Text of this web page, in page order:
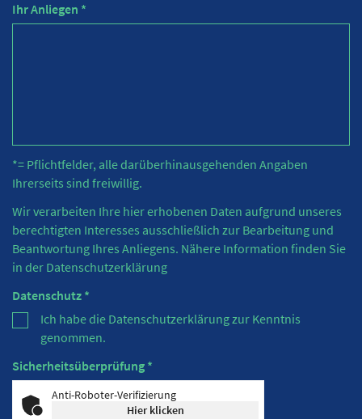
Ihr Anliegen *
*= Pflichtfelder, alle darüberhinausgehenden Angaben
Ihrerseits sind freiwillig.
Wir verarbeiten Ihre hier erhobenen Daten aufgrund unseres
berechtigten Interesses ausschließlich zur Bearbeitung und
Beantwortung Ihres Anliegens. Nähere Information finden Sie
in der Datenschutzerklärung
Datenschutz *
Ich habe die Datenschutzerklärung zur Kenntnis
genommen.
Sicherheitsüberprüfung *
Anti-Roboter-Verifizierung
Hier klicken